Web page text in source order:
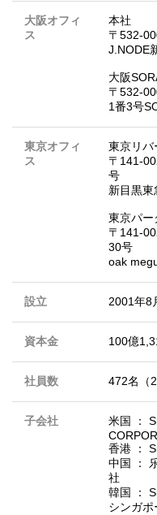
大阪オフィ
ス
本社
〒532-
J.NODE
大阪
〒532-
1番3号
東京オフィ
ス
東京リバ
〒141-
号
新目黒
東京パー
〒141-
30号
oak
設立 2001年8
資本金 100億
社員数 472名（
子会社
米国 ：
香港 ：
中国 ：
社
韓国 ：
シンガポ